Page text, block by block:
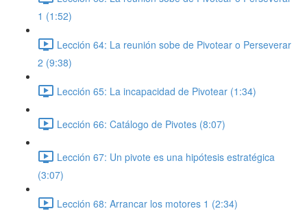
1 (1:52)
Lección 64: La reunión sobe de Pivotear o Perseverar
2 (9:38)
Lección 65: La incapacidad de Pivotear (1:34)
Lección 66: Catálogo de Pivotes (8:07)
Lección 67: Un pivote es una hipótesis estratégica
(3:07)
Lección 68: Arrancar los motores 1 (2:34)